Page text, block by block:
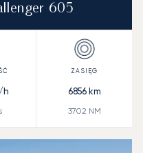
605
h 6856km
3702 NM